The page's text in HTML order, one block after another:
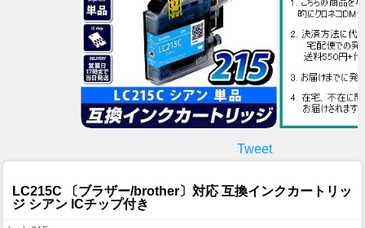
Tweet
LC215C 〔ブラザー/brother〕対応 互換インクカートリッ
ジ シアン ICチップ付き